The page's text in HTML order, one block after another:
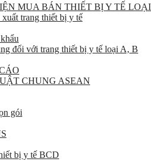
MUA BÁN THIẾT BỊ Y TẾ
trang thiết bị y tế
đối với trang thiết bị y tế loại A, B
CHUNG ASEAN
gói
bị y tế BCD